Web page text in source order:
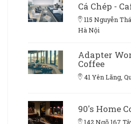
Cá Chép -
115 Nguyễn
Hà Nội
Adapter
Coffee
41 Yên Lãng,
90's Home
142 Ngõ 167